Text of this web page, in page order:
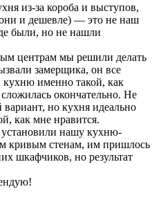
из-за короба и выступов,
и дешевле) — это не наш
были, но не нашли
центрам мы решили делать
замерщика, он все
кухню именно такой, как
окончательно. Не
но кухня идеально
как мне нравится.
нашу кухню-
кривым стенам, им пришлось
шкафчиков, но результат